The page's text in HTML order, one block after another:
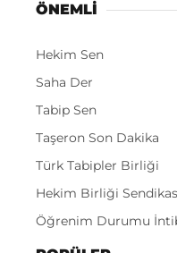
ÖNEMLI
Hekim Sen
Saha Der
Tabip Sen
Taşeron Son Dakika
Türk Tabipler Birliği
Hekim Birliği
Öğrenim Durumu